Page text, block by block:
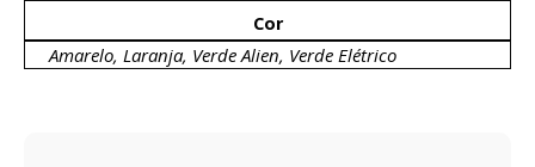
Cor
Amarelo, Laranja, Verde Alien, Verde Elétrico